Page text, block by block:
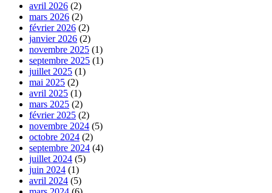
avril 2026 (2)
mars 2026 (2)
février 2026 (2)
janvier 2026 (2)
novembre 2025 (1)
septembre 2025 (1)
juillet 2025 (1)
mai 2025 (2)
avril 2025 (1)
mars 2025 (2)
février 2025 (2)
novembre 2024 (5)
octobre 2024 (2)
septembre 2024 (4)
juillet 2024 (5)
juin 2024 (1)
avril 2024 (5)